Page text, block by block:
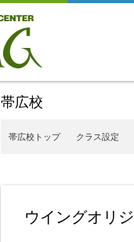
帯広校
帯広校トップ クラス設定
ウイングオリ